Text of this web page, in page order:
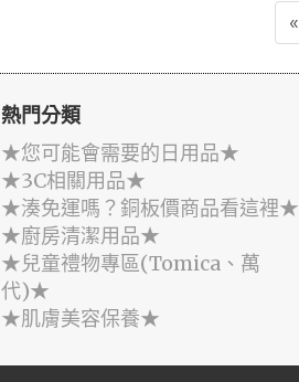
«
熱門分類
★您可能會需要的日用品★
★3C相關用品★
★湊免運嗎？銅板價商品看這裡★
★廚房清潔用品★
★兒童禮物專區(Tomica、萬
代)★
★肌膚美容保養★